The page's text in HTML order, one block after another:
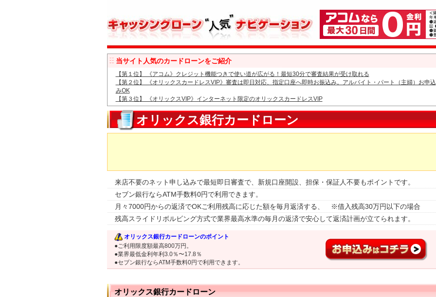
当サイト人気のカードローンをご紹介
【第１位】 《アコム》クレジット機能つきで使い道が広がる！最短30分で審査結果が受け取れる
【第２位】 《オリックスカードレスVIP》審査は即日対応、指定口座へ即時お振込み。アルバイト・パート（主婦）お申込
みOK
【第３位】 《オリックスVIP》インターネット限定のオリックスカードレスVIP
オリックス銀行カードローン
来店不要のネット申し込みで最短即日審査で、新規口座開設、担保・保証人不要もポイントです。
セブン銀行ならATM手数料0円で利用できます。
月々7000円からの返済でOKご利用残高に応じた額を毎月返済する、 ※借入残高30万円以下の場合
残高スライドリボルビング方式で業界最高水準の毎月の返済で安心して返済計画が立てられます。
オリックス銀行カードローンのポイント
●ご利用限度額最高800万円。
●業界最低金利年利3.0％〜17.8％
●セブン銀行ならATM手数料0円で利用できます。
オリックス銀行カードローン